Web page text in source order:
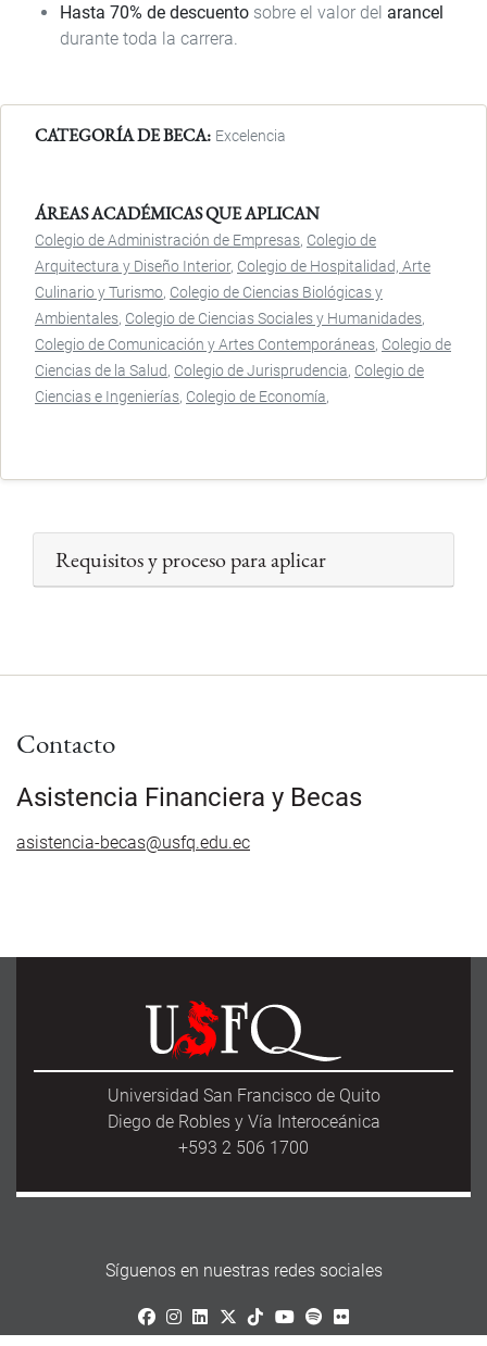
Hasta 70% de descuento sobre el valor del arancel
durante toda la carrera.
CATEGORÍA DE BECA Excelencia
ÁREAS ACADÉMICAS QUE APLICAN
Colegio de Administración de Empresas Colegio de
Arquitectura y Diseño Interior Colegio de Hospitalidad, Arte
Culinario y Turismo Colegio de Ciencias Biológicas y
Ambientales Colegio de Ciencias Sociales y Humanidades
Colegio de Comunicación y Artes Contemporáneas Colegio de
Ciencias de la Salud Colegio de Jurisprudencia Colegio de
Ciencias e Ingenierías Colegio de Economía
Requisitos y proceso para aplicar
Contacto
Asistencia Financiera y Becas
asistencia-becas@usfq.edu.ec
Universidad San Francisco de Quito
Diego de Robles y Vía Interoceánica
+593 2 506 1700
Síguenos en nuestras redes sociales